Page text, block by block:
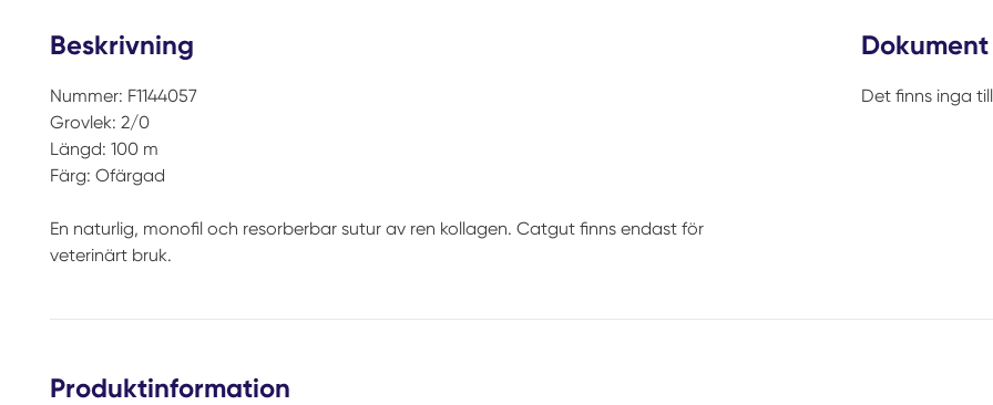
Beskrivning
Nummer: F1144057
Grovlek: 2/0
Längd: 100 m
Färg: Ofärgad
En naturlig, monofil och resorberbar sutur av ren kollagen. Catgut finns endast för
veterinärt bruk.
Dokument
Det finns inga
Produktinformation